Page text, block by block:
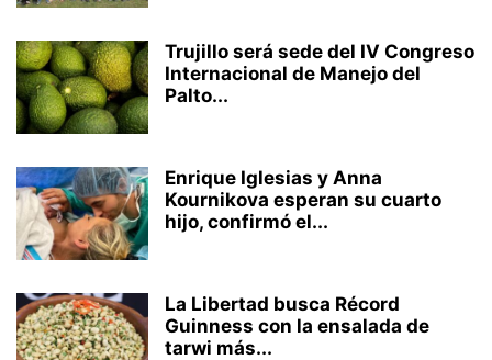
Trujillo será sede del IV Congreso
Internacional de Manejo del
Palto...
Enrique Iglesias y Anna
Kournikova esperan su cuarto
hijo, confirmó el...
La Libertad busca Récord
Guinness con la ensalada de
tarwi más...